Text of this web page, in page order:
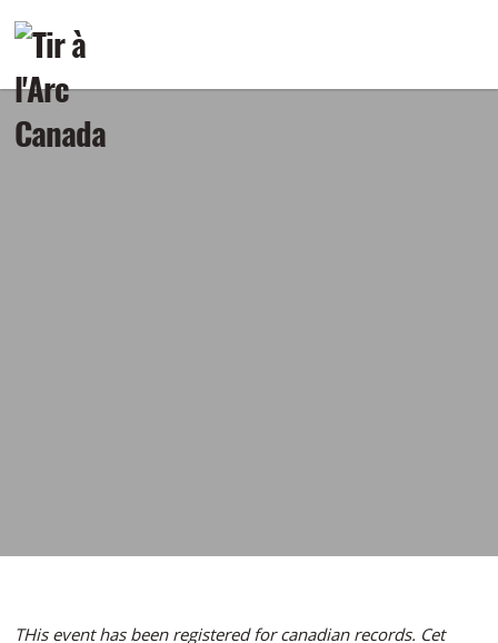
THis event has been registered for canadian records. Cet